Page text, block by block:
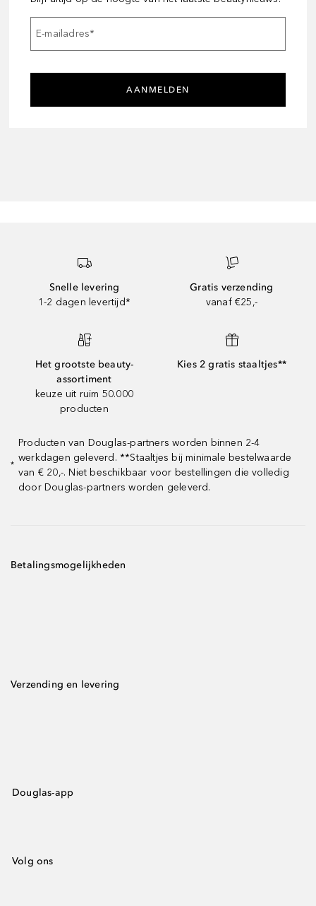
E-mailadres*
AANMELDEN
Snelle levering
1-2 dagen levertijd*
Gratis verzending
vanaf €25,-
Het grootste beauty-
assortiment
keuze uit ruim 50.000
producten
Kies 2 gratis staaltjes**
*
Producten van Douglas-partners worden binnen 2-4
werkdagen geleverd. **Staaltjes bij minimale bestelwaarde
van € 20,-. Niet beschikbaar voor bestellingen die volledig
door Douglas-partners worden geleverd.
Betalingsmogelijkheden
Verzending en levering
Douglas-app
Volg ons